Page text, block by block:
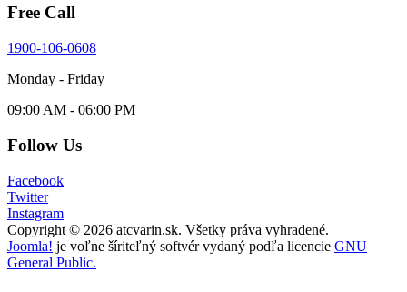
Free Call
1900-106-0608
Monday - Friday
09:00 AM - 06:00 PM
Follow Us
Facebook
Twitter
Instagram
Copyright © 2026 atcvarin.sk. Všetky práva vyhradené.
Joomla! je voľne šíriteľný softvér vydaný podľa licencie GNU
General Public.